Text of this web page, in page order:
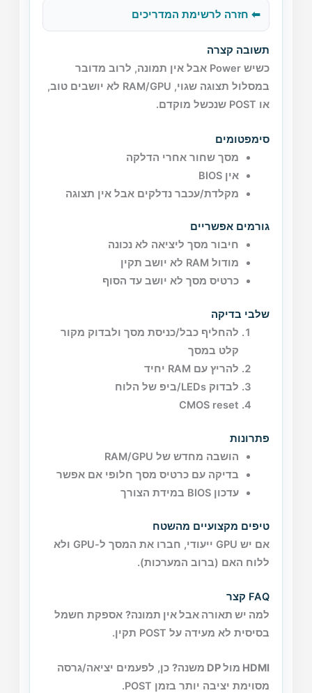
⬅ חזרה לרשימת המדריכים
תשובה קצרה
כשיש Power אבל אין תמונה, לרוב מדובר
במסלול תצוגה שגוי, RAM/GPU לא יושבים טוב,
או POST שנכשל מוקדם.
סימפטומים
מסך שחור אחרי הדלקה
אין BIOS
מקלדת/עכבר נדלקים אבל אין תצוגה
גורמים אפשריים
חיבור מסך ליציאה לא נכונה
מודול RAM לא יושב תקין
כרטיס מסך לא יושב עד הסוף
שלבי בדיקה
להחליף כבל/כניסת מסך ולבדוק מקור
קלט במסך
להריץ עם RAM יחיד
לבדוק LEDs/ביפ של הלוח
CMOS reset
פתרונות
הושבה מחדש של RAM/GPU
בדיקה עם כרטיס מסך חלופי אם אפשר
עדכון BIOS במידת הצורך
טיפים מקצועיים מהשטח
אם יש GPU ייעודי, חברו את המסך ל-GPU ולא
ללוח האם (ברוב המערכות).
FAQ קצר
למה יש תאורה אבל אין תמונה? אספקת חשמל
בסיסית לא מעידה על POST תקין.
HDMI מול DP משנה?
כן, לפעמים יציאה/גרסה
מסוימת יציבה יותר בזמן POST.